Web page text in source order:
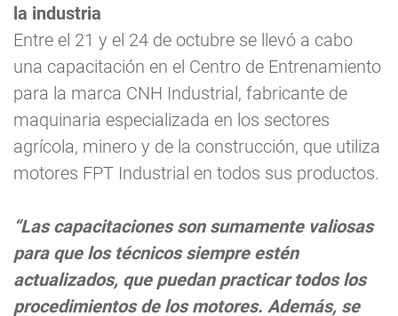
la industria
Entre el 21 y el 24 de octubre se llevó a cabo
una capacitación en el Centro de Entrenamiento
para la marca CNH Industrial, fabricante de
maquinaria especializada en los sectores
agrícola, minero y de la construcción, que utiliza
motores FPT Industrial en todos sus productos.
“Las capacitaciones son sumamente valiosas
para que los técnicos siempre estén
actualizados, que puedan practicar todos los
procedimientos de los motores. Además, se